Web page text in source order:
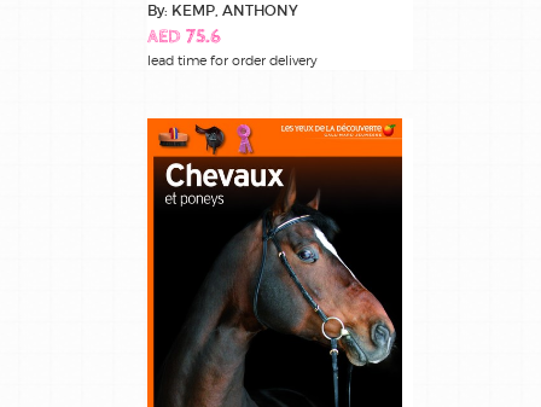
By: KEMP, ANTHONY
AED 75.6
lead time for order delivery